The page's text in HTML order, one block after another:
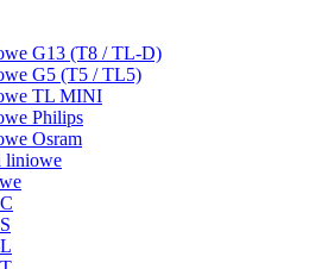
G13 (T8 / TL-D)
G5 (T5 / TL5)
TL MINI
Philips
Osram
liniowe